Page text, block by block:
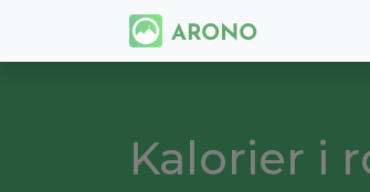
Kalorier i